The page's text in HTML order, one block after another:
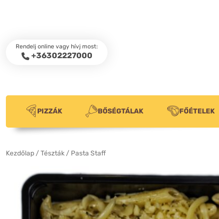
Rendelj online vagy hívj most:
+36302227000
PIZZÁK BŐSÉGTÁLAK FŐÉTELEK
Kezdőlap /Tészták / Pasta Staff